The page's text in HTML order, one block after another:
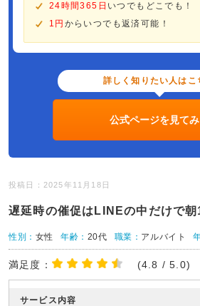
24時間365日 いつでもどこでも！
1円 からいつでも返済可能！
詳しく知りたい人はこ
公式ページを見て
投稿日：2025年11月18日
遅延時の催促はLINEの中だけで朝
性別： 女性 年齢： 20代 職業： アルバイト
満足度： (4.8 / 5.0)
サービス内容